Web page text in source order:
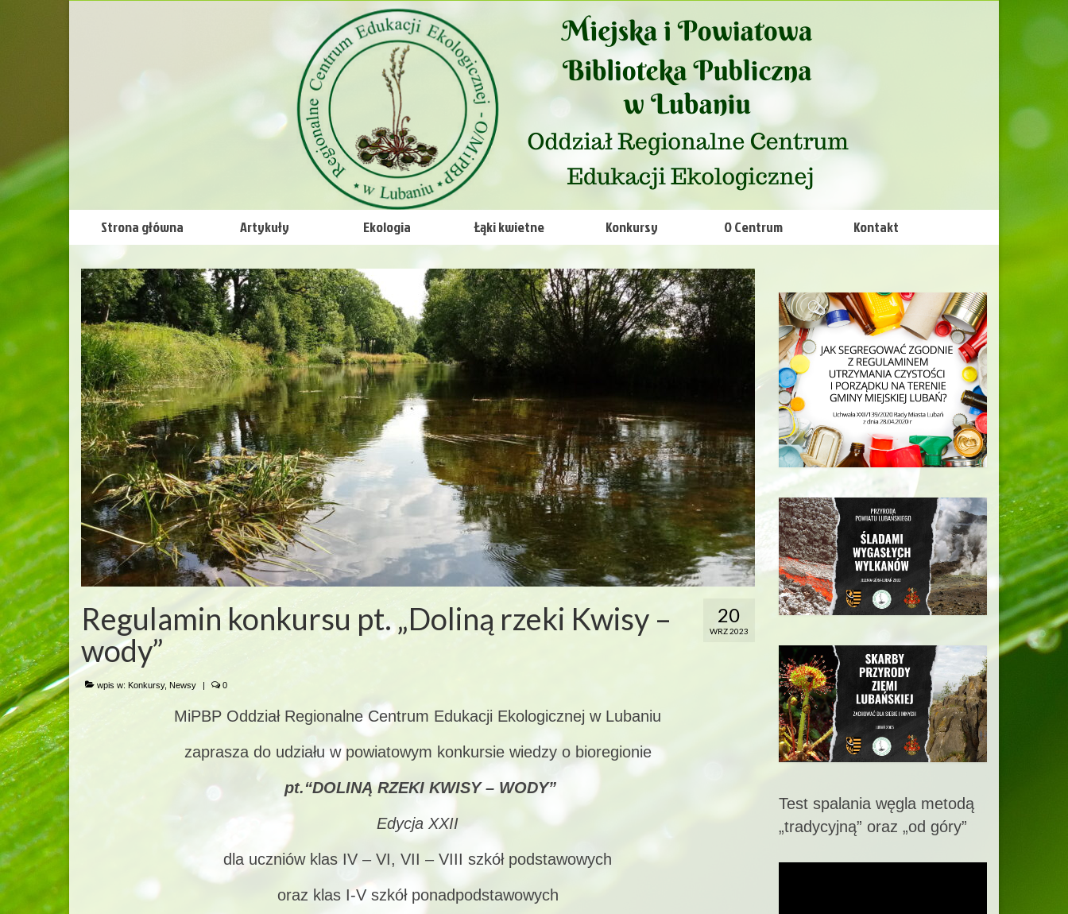
Strona główna Artykuły Ekologia Łąki kwietne Konkursy O Centrum Kontakt
20
WRZ 2023
Regulamin konkursu pt. „Doliną rzeki Kwisy –
wody”
wpis w: Konkursy, Newsy | 0
MiPBP Oddział Regionalne Centrum Edukacji Ekologicznej w Lubaniu
zaprasza do udziału w powiatowym konkursie wiedzy o bioregionie
pt.“DOLINĄ RZEKI KWISY – WODY”
Edycja XXII
dla uczniów klas IV – VI, VII – VIII szkół podstawowych
oraz klas I-V szkół ponadpodstawowych
Test spalania węgla metodą
„tradycyjną” oraz „od góry”